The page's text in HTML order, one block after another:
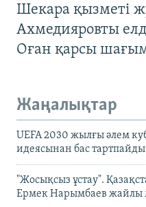
Шекара қызметі
Ахмедияровты
Оған қарсы
Жаңалықтар
UEFA 2030 жылғы әлем
идеясынан бас тартпайды
"Жосықсыз ұстау".
Ермек Нарымбаев жайлы